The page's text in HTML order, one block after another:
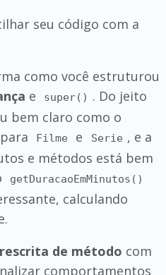
seu código com a
como você estruturou
e super() . Do jeito
bem claro como o
Filme e Serie , e a
e métodos está bem
getDuracaoEmMinutos()
calculando
de método com
comportamentos